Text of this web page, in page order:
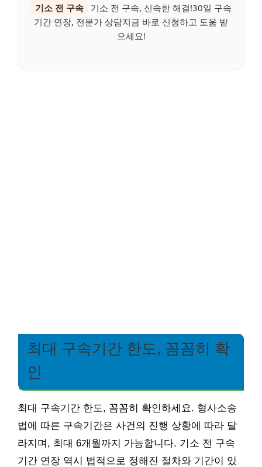
기소 전 구속
기소 전 구속, 신속한 해결!30일 구속
기간 연장, 전문가 상담지금 바로 신청하고 도움 받
으세요!
최대 구속기간 한도, 꼼꼼히 확
인
최대 구속기간 한도, 꼼꼼히 확인하세요. 형사소송
법에 따른 구속기간은 사건의 진행 상황에 따라 달
라지며, 최대 6개월까지 가능합니다. 기소 전 구속
기간 연장 역시 법적으로 정해진 절차와 기간이 있